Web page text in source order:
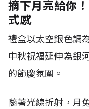
摘下月亮給你
式感
禮盒以太空銀色調
中秋祝福延伸為銀
的節慶氛圍。
隨著光線折射，月